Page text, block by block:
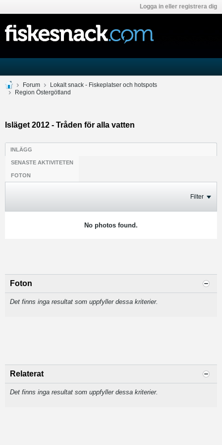
Logga in eller registrera dig
Forum
Lokalt snack - Fiskeplatser och hotspots
Region Östergötland
Isläget 2012 - Tråden för alla vatten
INLÄGG
SENASTE AKTIVITETEN
FOTON
Filter
No photos found.
Foton
Det finns inga resultat som uppfyller dessa kriterier.
Relaterat
Det finns inga resultat som uppfyller dessa kriterier.